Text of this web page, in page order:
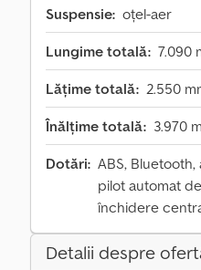
Suspensie: oțel-aer
Lungime totală: 7.090
Lățime totală: 2.550
Înălțime totală: 3.970
Dotări: ABS,
pilot automat
închidere
Detalii despre